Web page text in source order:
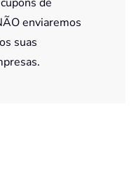
enviaremos
suas